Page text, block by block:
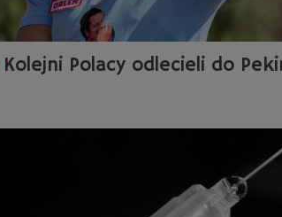
Kolejni Polacy odlecieli do